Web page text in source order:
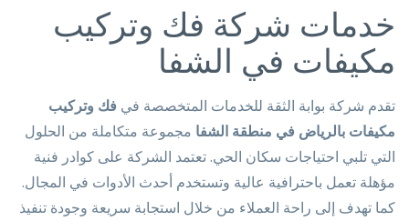
خدمات شركة فك وتركيب
مكيفات في الشفا
تقدم شركة بوابة الثقة للخدمات المتخصصة في فك وتركيب
مكيفات بالرياض في منطقة الشفا مجموعة متكاملة من الحلول
التي تلبي احتياجات سكان الحي. تعتمد الشركة على كوادر فنية
مؤهلة تعمل باحترافية عالية وتستخدم أحدث الأدوات في المجال.
كما تهدف إلى راحة العملاء من خلال استجابة سريعة وجودة تنفيذ